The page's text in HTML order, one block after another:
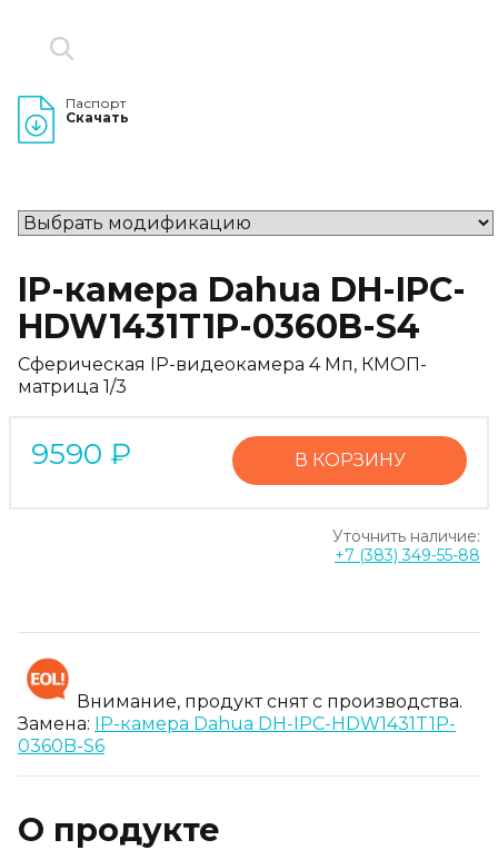
Паспорт
Скачать
IP-камера Dahua DH-IPC-
HDW1431T1P-0360B-S4
Сферическая IP-видеокамера 4 Мп, КМОП-
матрица 1/3
9590 ₽ В КОРЗИНУ
Уточнить наличие:
+7 (383) 349-55-88
Внимание, продукт снят с производства.
Замена: IP-камера Dahua DH-IPC-HDW1431T1P-
0360B-S6
О продукте